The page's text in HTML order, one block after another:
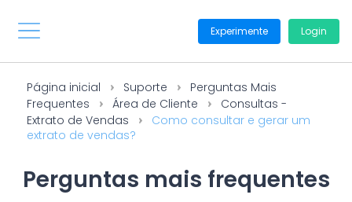
Experimente Login
Página inicial Suporte
Perguntas Mais
Frequentes
Área de Cliente
Consultas -
Extrato de Vendas
Como consultar e gerar um
extrato de vendas?
Perguntas mais frequentes